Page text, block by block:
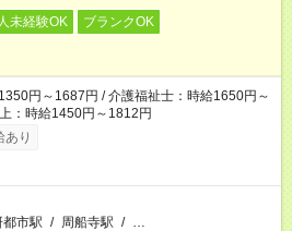
未経験OK
ブランクOK
円～1687円 / 介護福祉士：時給1650円～
：時給1450円～1812円
あり
都市駅 / 周船寺駅 / …